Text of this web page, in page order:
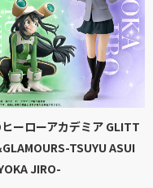
ーローアカデミア GLITT
TSUYU ASUI
JIRO-